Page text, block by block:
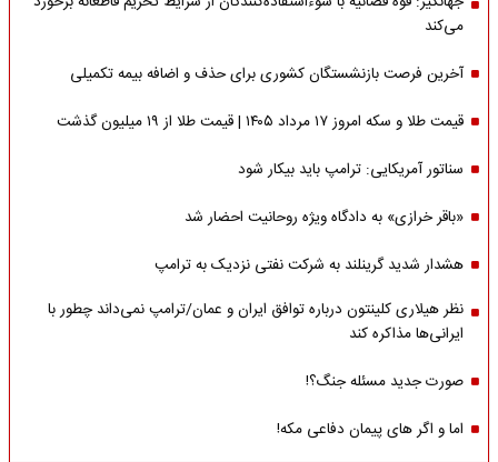
می‌کند
آخرین فرصت بازنشستگان کشوری برای حذف و اضافه بیمه تکمیلی
قیمت طلا و سکه امروز ۱۷ مرداد ۱۴۰۵ | قیمت طلا از ۱۹ میلیون گذشت
سناتور آمریکایی: ترامپ باید بیکار شود
«باقر خرازی» به دادگاه ویژه روحانیت احضار شد
هشدار شدید گرینلند به شرکت نفتی نزدیک به ترامپ
نظر هیلاری کلینتون درباره توافق ایران و عمان/ترامپ نمی‌داند چطور با
ایرانی‌ها مذاکره کند
صورت جدید مسئله جنگ؟!
اما و اگر های پیمان دفاعی مکه!